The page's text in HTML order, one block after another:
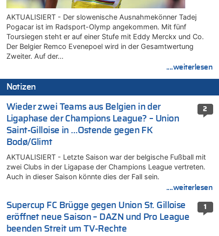
AKTUALISIERT - Der slowenische Ausnahmekönner Tadej
Pogacar ist im Radsport-Olymp angekommen. Mit fünf
Toursiegen steht er auf einer Stufe mit Eddy Merckx und Co.
Der Belgier Remco Evenepoel wird in der Gesamtwertung
Zweiter. Auf der…
....weiterlesen
Notizen
2
Wieder zwei Teams aus Belgien in der
Ligaphase der Champions League? – Union
Saint-Gilloise in …Ostende gegen FK
Bodø/Glimt
AKTUALISIERT - Letzte Saison war der belgische Fußball mit
zwei Clubs in der Ligapase der Champions League vertreten.
Auch in dieser Saison könnte dies der Fall sein.
....weiterlesen
1
Supercup FC Brügge gegen Union St. Gilloise
eröffnet neue Saison – DAZN und Pro League
beenden Streit um TV-Rechte